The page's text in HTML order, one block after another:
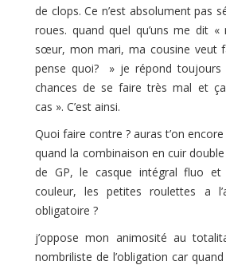
de clops. Ce n’est absolument pas
roues. quand quel qu’uns me dit
sœur, mon mari, ma cousine veut
pense quoi? » je répond toujours
chances de se faire très mal et
cas ». C’est ainsi.
Quoi faire contre ? auras t’on
quand la combinaison en cuir
de GP, le casque intégral fluo
couleur, les petites roulettes a
obligatoire ?
j’oppose mon animosité au
nombriliste de l’obligation car